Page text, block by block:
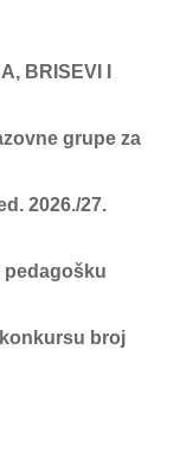
BRISEVI I
grupe za
2026./27.
pedagošku
broj